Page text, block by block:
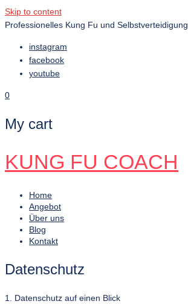
Skip to content
Professionelles Kung Fu und Selbstverteidigung
instagram
facebook
youtube
0
My cart
KUNG FU COACH
Home
Angebot
Über uns
Blog
Kontakt
Datenschutz
1. Datenschutz auf einen Blick